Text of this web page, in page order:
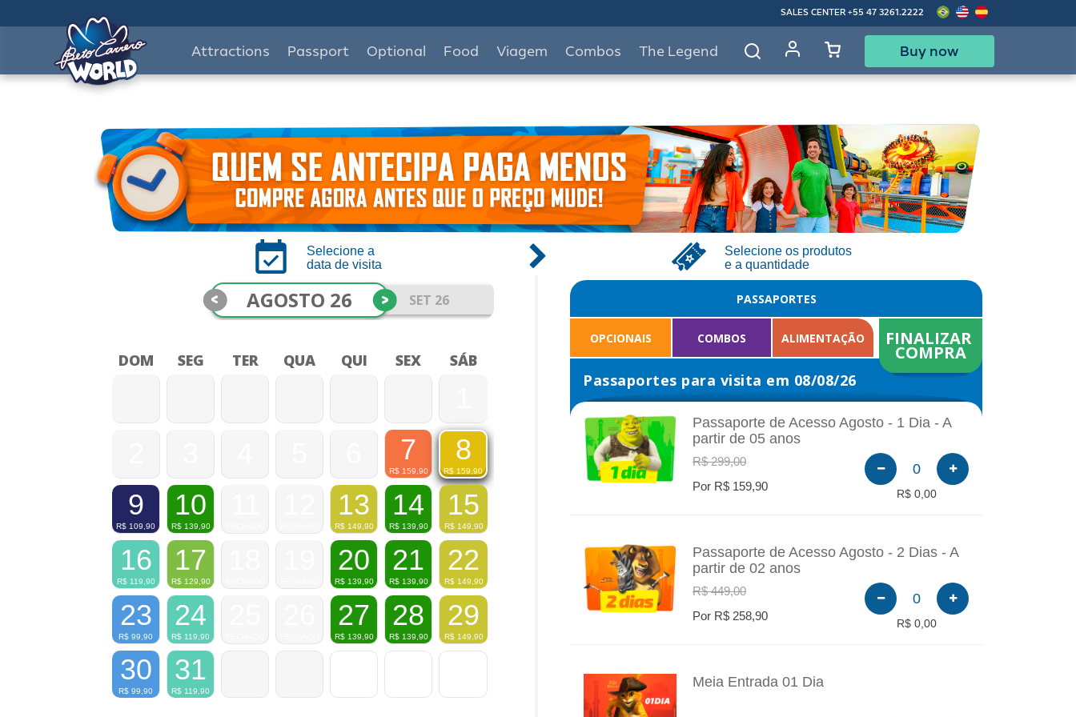
SALES CENTER +55 47 3261.2222
Attractions Passport Optional Food Viagem Combos The Legend Buy now
Selecione a
data de visita
Selecione os produtos
e a quantidade
AGOSTO 26 SET 26
< >
DOM SEG TER QUA QUI SEX SÁB
7
R$ 159,90
8
R$ 159,90
9
R$ 109,90
10
R$ 139,90
13
R$ 149,90
14
R$ 139,90
15
R$ 149,90
16
R$ 119,90
17
R$ 129,90
20
R$ 139,90
21
R$ 139,90
22
R$ 149,90
23
R$ 99,90
24
R$ 119,90
27
R$ 139,90
28
R$ 139,90
29
R$ 149,90
30
R$ 99,90
31
R$ 119,90
PASSAPORTES
OPCIONAIS COMBOS ALIMENTAÇÃO FINALIZAR
COMPRA
Passaportes para visita em 08/08/26
INFO
Passaporte de Acesso Agosto - 1 Dia - A
partir de 05 anos
R$ 299,00
Por R$ 159,90
0
R$ 0,00
INFO
Passaporte de Acesso Agosto - 2 Dias - A
partir de 02 anos
R$ 449,00
Por R$ 258,90
0
R$ 0,00
INFO
Meia Entrada 01 Dia